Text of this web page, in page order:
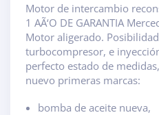
Motor de intercambio
1 AÃ‘O DE GARANTIA
Motor aligerado.
turbocompresor, e
perfecto estado de
nuevo primeras marcas:
bomba de aceite nueva,